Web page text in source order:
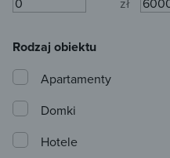
Rodzaj obiektu
Apartamenty
Domki
Hotele